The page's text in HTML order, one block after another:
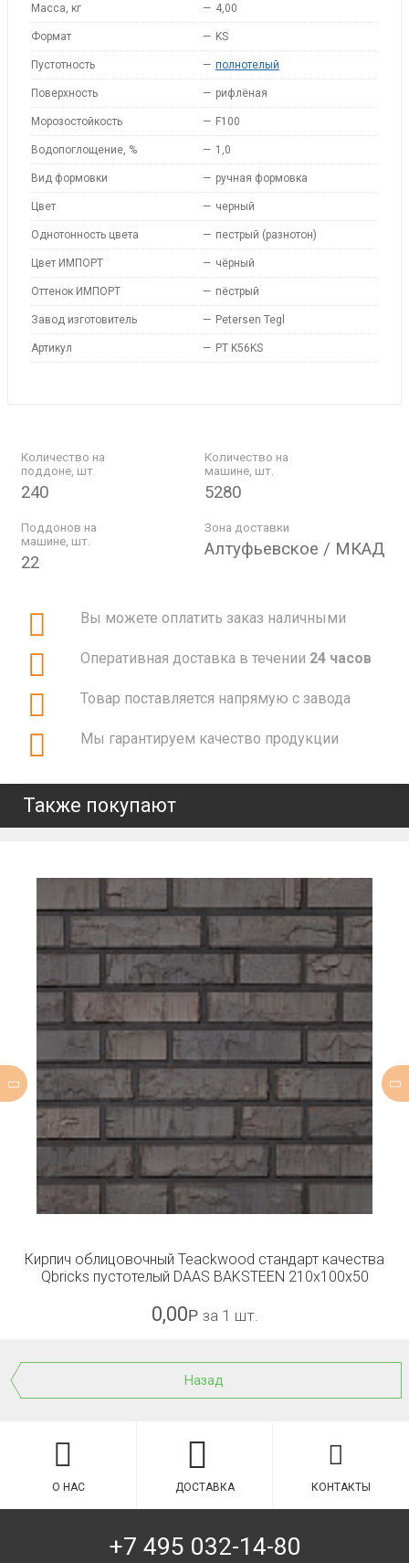
Масса, кг — 4,00
Формат — KS
Пустотность — полнотелый
Поверхность — рифлёная
Морозостойкость — F100
Водопоглощение, % — 1,0
Вид формовки — ручная формовка
Цвет — черный
Однотонность цвета — пестрый (разнотон)
Цвет ИМПОРТ — чёрный
Оттенок ИМПОРТ — пёстрый
Завод изготовитель — Petersen Tegl
Артикул — PT K56KS
Количество на
поддоне, шт.
240
Количество на
машине, шт.
5280
Поддонов на
машине, шт.
22
Зона доставки
Алтуфьевское / МКАД
Вы можете оплатить заказ наличными
Оперативная доставка в течении 24 часов
Товар поставляется напрямую с завода
Мы гарантируем качество продукции
Также покупают
Кирпич облицовочный Teackwood стандарт качества
Qbricks пустотелый DAAS BAKSTEEN 210x100x50
0,00Р за 1 шт.
Назад
О НАС ДОСТАВКА КОНТАКТЫ
+7 495 032-14-80